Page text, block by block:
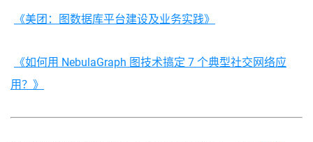
《美团：图数据库平台建设及业务实践》
《如何用 NebulaGraph 图技术搞定 7 个典型社交网络应
用？》